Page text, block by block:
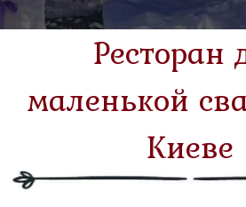
Самовывоз
меню
Ресторан
маленькой
Киеве